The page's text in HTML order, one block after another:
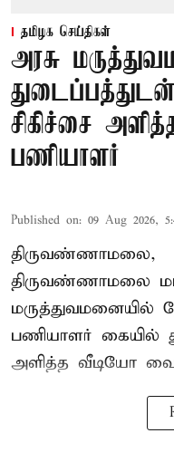
தமிழக செய்திகள்
அரசு
சிகிச்சை
பணியாளர்
Published on: 09 Aug 2026,
திருவண்ணாமலை,
திருவண்ணாமலை
மருத்துவமனையில்
பணியாளர் கையில்
அளித்த வீடியோ